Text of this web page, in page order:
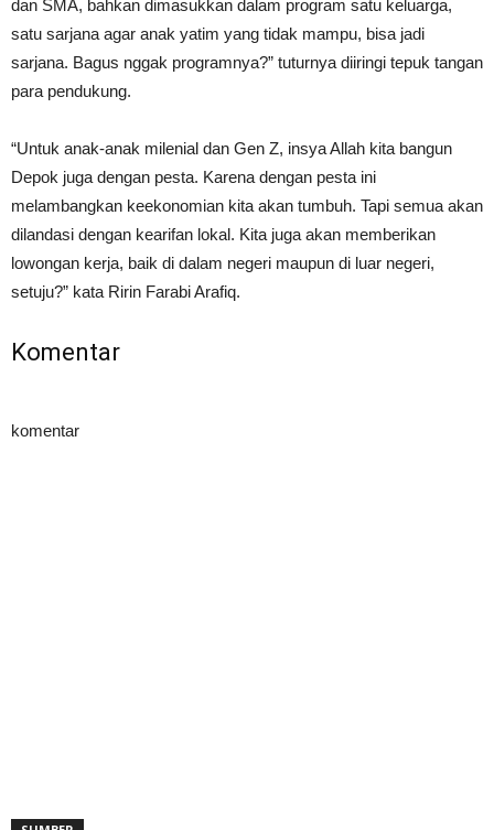
dan SMA, bahkan dimasukkan dalam program satu keluarga,
satu sarjana agar anak yatim yang tidak mampu, bisa jadi
sarjana. Bagus nggak programnya?” tuturnya diiringi tepuk tangan
para pendukung.
“Untuk anak-anak milenial dan Gen Z, insya Allah kita bangun
Depok juga dengan pesta. Karena dengan pesta ini
melambangkan keekonomian kita akan tumbuh. Tapi semua akan
dilandasi dengan kearifan lokal. Kita juga akan memberikan
lowongan kerja, baik di dalam negeri maupun di luar negeri,
setuju?” kata Ririn Farabi Arafiq.
Komentar
komentar